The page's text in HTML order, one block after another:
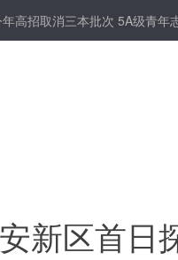
三本批次 5A级青年志愿者优
新区首日